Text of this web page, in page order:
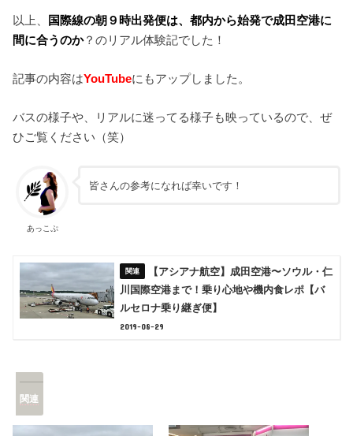
以上、 国際線の朝９時出発便は、都内から始発で成田空港に
間に合うのか？のリアル体験記でした！
記事の内容はYouTubeにもアップしました。
バスの様子や、リアルに迷ってる様子も映っているので、ぜ
ひご覧ください（笑）
あっこぷ
皆さんの参考になれば幸いです！
【アシアナ航空】成田空港〜ソウル・仁
川国際空港まで！乗り心地や機内食レポ【バ
ルセロナ乗り継ぎ便】
2019-08-29
関連